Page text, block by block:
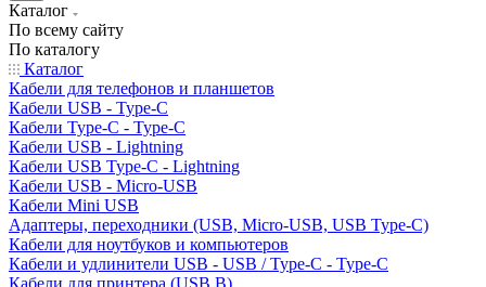
Каталог
По всему сайту
По каталогу
Каталог
Кабели для телефонов и планшетов
Кабели USB - Type-C
Кабели Type-C - Type-C
Кабели USB - Lightning
Кабели USB Type-C - Lightning
Кабели USB - Micro-USB
Кабели Mini USB
Адаптеры, переходники (USB, Micro-USB, USB Type-C)
Кабели для ноутбуков и компьютеров
Кабели и удлинители USB - USB / Type-C - Type-C
Кабели для принтера (USB B)